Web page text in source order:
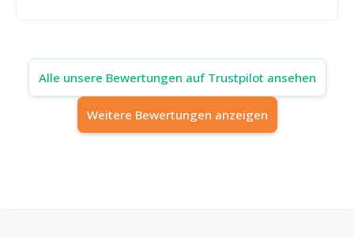
Alle unsere Bewertungen auf Trustpilot ansehen
Weitere Bewertungen anzeigen